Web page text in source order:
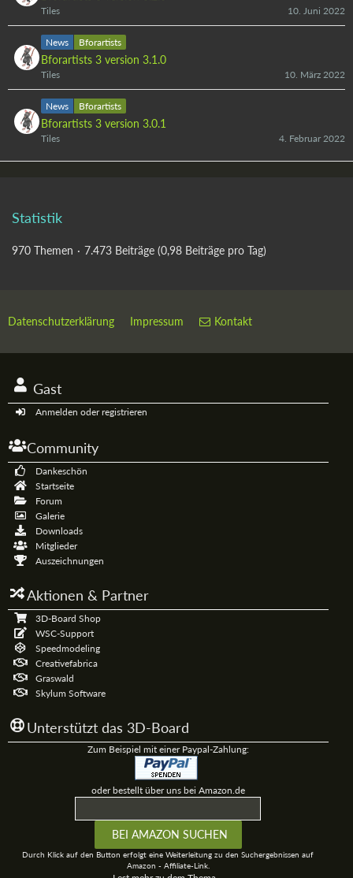
Tiles 10. Juni 2022
News Bforartists
Bforartists 3 version 3.1.0
Tiles 10. März 2022
News Bforartists
Bforartists 3 version 3.0.1
Tiles 4. Februar 2022
Statistik
970 Themen 7.473 Beiträge (0,98 Beiträge pro Tag)
Datenschutzerklärung Impressum Kontakt
Gast
Anmelden oder registrieren
Community
Dankeschön
Startseite
Forum
Galerie
Downloads
Mitglieder
Auszeichnungen
Aktionen & Partner
3D-Board Shop
WSC-Support
Speedmodeling
Creativefabrica
Graswald
Skylum Software
Unterstützt das 3D-Board
Zum Beispiel mit einer Paypal-Zahlung:
oder bestellt über uns bei Amazon.de
Durch Klick auf den Button erfolgt eine Weiterleitung zu den Suchergebnissen auf
Amazon - Affiliate-Link.